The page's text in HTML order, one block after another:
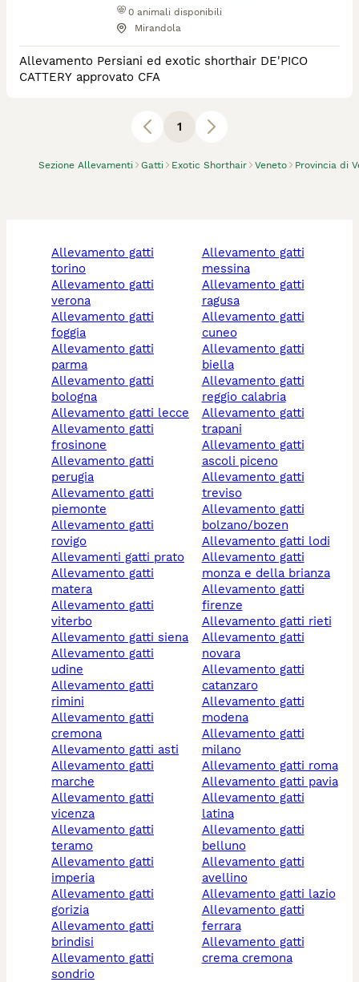
Sezione Allevamenti Gatti Exotic Shorthair Veneto Provincia di
0 animali disponibili
Mirandola
Allevamento Persiani ed exotic shorthair DE'PICO
CATTERY approvato CFA
1
allevamento gatti
torino
allevamento gatti
verona
allevamento gatti
foggia
allevamento gatti
parma
allevamento gatti
bologna
allevamento gatti lecce
allevamento gatti
frosinone
allevamento gatti
perugia
allevamento gatti
piemonte
allevamento gatti
rovigo
allevamenti gatti prato
allevamento gatti
matera
allevamento gatti
viterbo
allevamento gatti siena
allevamento gatti
udine
allevamento gatti
rimini
allevamento gatti
cremona
allevamento gatti asti
allevamento gatti
marche
allevamento gatti
vicenza
allevamento gatti
teramo
allevamento gatti
imperia
allevamento gatti
gorizia
allevamento gatti
brindisi
allevamento gatti
sondrio
allevamento gatti
messina
allevamento gatti
ragusa
allevamento gatti
cuneo
allevamento gatti
biella
allevamento gatti
reggio calabria
allevamento gatti
trapani
allevamento gatti
ascoli piceno
allevamento gatti
treviso
allevamento gatti
bolzano/bozen
allevamento gatti lodi
allevamento gatti
monza e della brianza
allevamento gatti
firenze
allevamento gatti rieti
allevamento gatti
novara
allevamento gatti
catanzaro
allevamento gatti
modena
allevamento gatti
milano
allevamento gatti roma
allevamento gatti pavia
allevamento gatti
latina
allevamento gatti
belluno
allevamento gatti
avellino
allevamento gatti lazio
allevamento gatti
ferrara
allevamento gatti
crema cremona